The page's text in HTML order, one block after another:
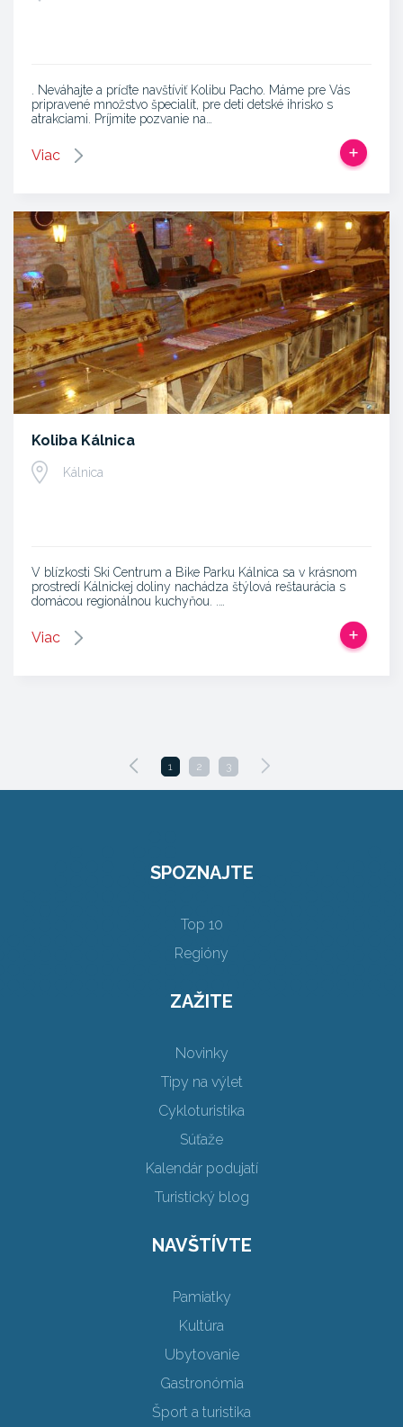
. Neváhajte a príďte navštíviť Kolibu Pacho. Máme pre Vás
pripravené množstvo špecialít, pre deti detské ihrisko s
atrakciami. Príjmite pozvanie na…
Viac
Koliba Kálnica
Kálnica
V blízkosti Ski Centrum a Bike Parku Kálnica sa v krásnom
prostredí Kálnickej doliny nachádza štýlová reštaurácia s
domácou regionálnou kuchyňou. .…
Viac
1 2 3
SPOZNAJTE
Top 10
Regióny
ZAŽITE
Novinky
Tipy na výlet
Cykloturistika
Súťaže
Kalendár podujatí
Turistický blog
NAVŠTÍVTE
Pamiatky
Kultúra
Ubytovanie
Gastronómia
Šport a turistika